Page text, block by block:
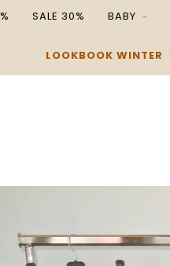
SALE 30% BABY
LOOKBOOK WINTER